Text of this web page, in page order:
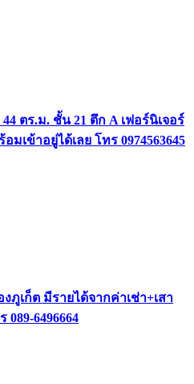
ตร.ม. ชั้น 21 ตึก A เฟอร์นิเจอร์
มเข้าอยู่ได้เลย โทร 0974563645
ภูเก็ต มีรายได้จากค่าเช่า+เสา
6496664